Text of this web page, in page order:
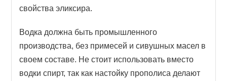
свойства эликсира.
Водка должна быть промышленного
производства, без примесей и сивушных масел в
своем составе. Не стоит использовать вместо
водки спирт, так как настойку прополиса делают